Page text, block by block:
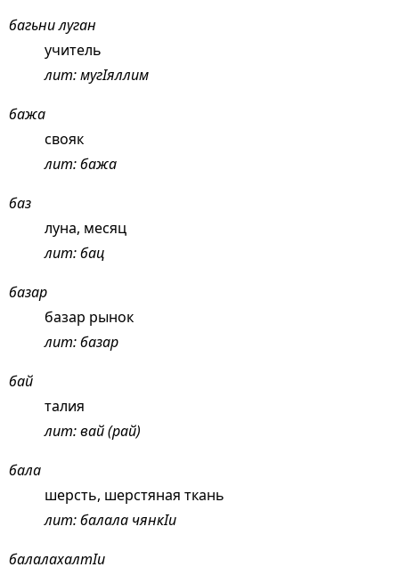
багьни луган
учитель
лит: мугIяллим
бажа
свояк
лит: бажа
баз
луна, месяц
лит: бац
базар
базар рынок
лит: базар
бай
талия
лит: вай (рай)
бала
шерсть, шерстяная ткань
лит: балала чянкIи
балалахалтIи